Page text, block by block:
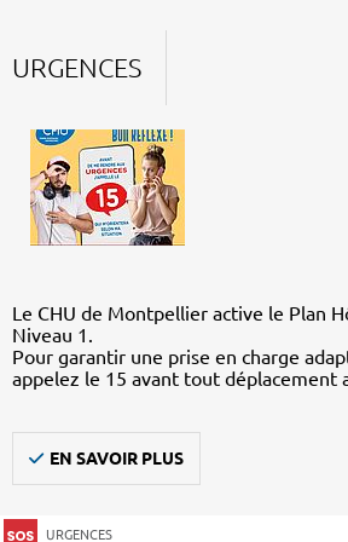
URGENCES
Le CHU de Montpellier active le Plan
Niveau 1.
Pour garantir une prise en charge
appelez le 15 avant tout déplacement
EN SAVOIR PLUS
URGENCES